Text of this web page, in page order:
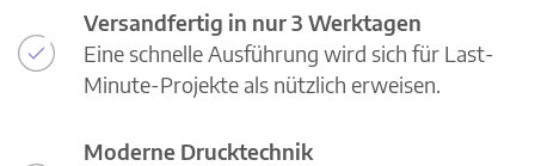
Versandfertig in nur 3 Werktagen
Eine schnelle Ausführung wird sich für Last-
Minute-Projekte als nützlich erweisen.
Moderne Drucktechnik